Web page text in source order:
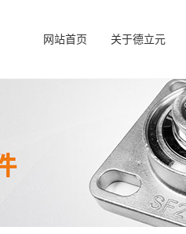
网站首页 关于德立元